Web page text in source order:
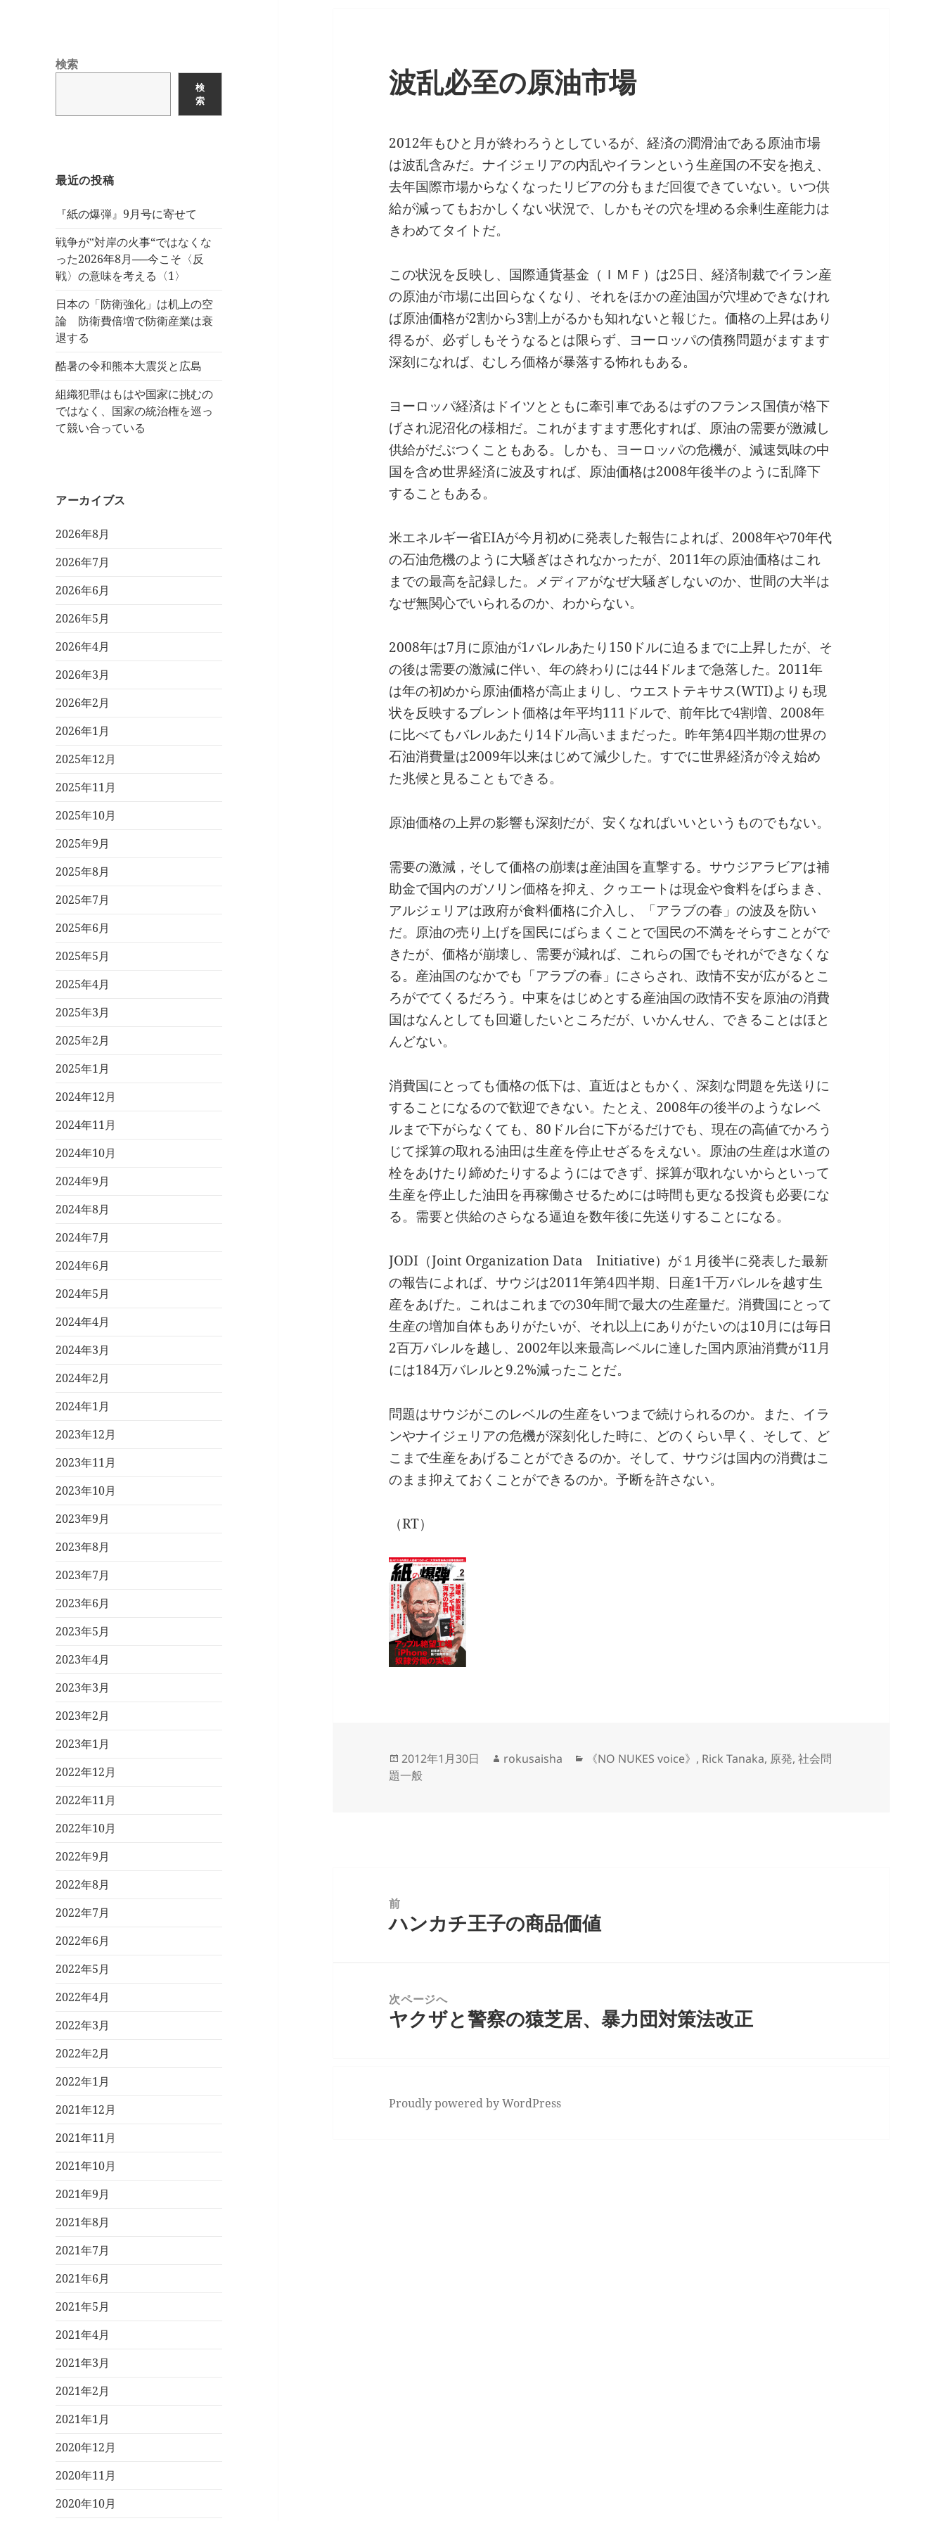
検索
検
索
最近の投稿
『紙の爆弾』9月号に寄せて
戦争が‟対岸の火事“ではなくな
った2026年8月──今こそ〈反
戦〉の意味を考える〈1〉
日本の「防衛強化」は机上の空
論 防衛費倍増で防衛産業は衰
退する
酷暑の令和熊本大震災と広島
組織犯罪はもはや国家に挑むの
ではなく、国家の統治権を巡っ
て競い合っている
アーカイブス
2026年8月
2026年7月
2026年6月
2026年5月
2026年4月
2026年3月
2026年2月
2026年1月
2025年12月
2025年11月
2025年10月
2025年9月
2025年8月
2025年7月
2025年6月
2025年5月
2025年4月
2025年3月
2025年2月
2025年1月
2024年12月
2024年11月
2024年10月
2024年9月
2024年8月
2024年7月
2024年6月
2024年5月
2024年4月
2024年3月
2024年2月
2024年1月
2023年12月
2023年11月
2023年10月
2023年9月
2023年8月
2023年7月
2023年6月
2023年5月
2023年4月
2023年3月
2023年2月
2023年1月
2022年12月
2022年11月
2022年10月
2022年9月
2022年8月
2022年7月
2022年6月
2022年5月
2022年4月
2022年3月
2022年2月
2022年1月
2021年12月
2021年11月
2021年10月
2021年9月
2021年8月
2021年7月
2021年6月
2021年5月
2021年4月
2021年3月
2021年2月
2021年1月
2020年12月
2020年11月
2020年10月
波乱必至の原油市場
2012年もひと月が終わろうとしているが、経済の潤滑油である原油市場
は波乱含みだ。ナイジェリアの内乱やイランという生産国の不安を抱え、
去年国際市場からなくなったリビアの分もまだ回復できていない。いつ供
給が減ってもおかしくない状況で、しかもその穴を埋める余剰生産能力は
きわめてタイトだ。
この状況を反映し、国際通貨基金（ＩＭＦ）は25日、経済制裁でイラン産
の原油が市場に出回らなくなり、それをほかの産油国が穴埋めできなけれ
ば原油価格が2割から3割上がるかも知れないと報じた。価格の上昇はあり
得るが、必ずしもそうなるとは限らず、ヨーロッパの債務問題がますます
深刻になれば、むしろ価格が暴落する怖れもある。
ヨーロッパ経済はドイツとともに牽引車であるはずのフランス国債が格下
げされ泥沼化の様相だ。これがますます悪化すれば、原油の需要が激減し
供給がだぶつくこともある。しかも、ヨーロッパの危機が、減速気味の中
国を含め世界経済に波及すれば、原油価格は2008年後半のように乱降下
することもある。
米エネルギー省EIAが今月初めに発表した報告によれば、2008年や70年代
の石油危機のように大騒ぎはされなかったが、2011年の原油価格はこれ
までの最高を記録した。メディアがなぜ大騒ぎしないのか、世間の大半は
なぜ無関心でいられるのか、わからない。
2008年は7月に原油が1バレルあたり150ドルに迫るまでに上昇したが、そ
の後は需要の激減に伴い、年の終わりには44ドルまで急落した。2011年
は年の初めから原油価格が高止まりし、ウエストテキサス(WTI)よりも現
状を反映するブレント価格は年平均111ドルで、前年比で4割増、2008年
に比べてもバレルあたり14ドル高いままだった。昨年第4四半期の世界の
石油消費量は2009年以来はじめて減少した。すでに世界経済が冷え始め
た兆候と見ることもできる。
原油価格の上昇の影響も深刻だが、安くなればいいというものでもない。
需要の激減，そして価格の崩壊は産油国を直撃する。サウジアラビアは補
助金で国内のガソリン価格を抑え、クゥエートは現金や食料をばらまき、
アルジェリアは政府が食料価格に介入し、「アラブの春」の波及を防い
だ。原油の売り上げを国民にばらまくことで国民の不満をそらすことがで
きたが、価格が崩壊し、需要が減れば、これらの国でもそれができなくな
る。産油国のなかでも「アラブの春」にさらされ、政情不安が広がるとこ
ろがでてくるだろう。中東をはじめとする産油国の政情不安を原油の消費
国はなんとしても回避したいところだが、いかんせん、できることはほと
んどない。
消費国にとっても価格の低下は、直近はともかく、深刻な問題を先送りに
することになるので歓迎できない。たとえ、2008年の後半のようなレベ
ルまで下がらなくても、80ドル台に下がるだけでも、現在の高値でかろう
じて採算の取れる油田は生産を停止せざるをえない。原油の生産は水道の
栓をあけたり締めたりするようにはできず、採算が取れないからといって
生産を停止した油田を再稼働させるためには時間も更なる投資も必要にな
る。需要と供給のさらなる逼迫を数年後に先送りすることになる。
JODI（Joint Organization Data Initiative）が１月後半に発表した最新
の報告によれば、サウジは2011年第4四半期、日産1千万バレルを越す生
産をあげた。これはこれまでの30年間で最大の生産量だ。消費国にとって
生産の増加自体もありがたいが、それ以上にありがたいのは10月には毎日
2百万バレルを越し、2002年以来最高レベルに達した国内原油消費が11月
には184万バレルと9.2%減ったことだ。
問題はサウジがこのレベルの生産をいつまで続けられるのか。また、イラ
ンやナイジェリアの危機が深刻化した時に、どのくらい早く、そして、ど
こまで生産をあげることができるのか。そして、サウジは国内の消費はこ
のまま抑えておくことができるのか。予断を許さない。
（RT）
投
稿
2012年1月30日
作
rokusaisha
カ
《NO NUKES voice》 , Rick Tanaka, 原発,社会問
題一般
前
前
ハンカチ王子の商品価値
次ページへ
次
ヤクザと警察の猿芝居、暴力団対策法改正
Proudly powered by WordPress